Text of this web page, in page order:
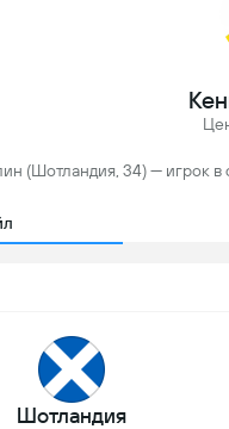
(Шотландия, 34) — игрок в
Шотландия